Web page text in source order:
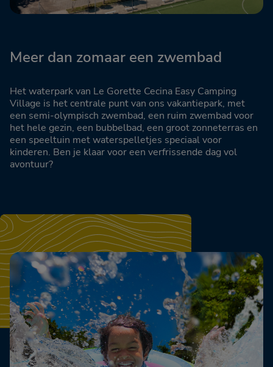
Meer dan zomaar een zwembad
Het waterpark van Le Gorette Cecina Easy Camping
Village is het centrale punt van ons vakantiepark, met
een semi-olympisch zwembad, een ruim zwembad voor
het hele gezin, een bubbelbad, een groot zonneterras en
een speeltuin met waterspelletjes speciaal voor
kinderen. Ben je klaar voor een verfrissende dag vol
avontuur?